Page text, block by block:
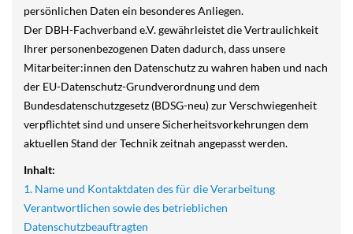
persönlichen Daten ein besonderes Anliegen.
Der DBH-Fachverband e.V. gewährleistet die Vertraulichkeit
Ihrer personenbezogenen Daten dadurch, dass unsere
Mitarbeiter:innen den Datenschutz zu wahren haben und nach
der EU-Datenschutz-Grundverordnung und dem
Bundesdatenschutzgesetz (BDSG-neu) zur Verschwiegenheit
verpflichtet sind und unsere Sicherheitsvorkehrungen dem
aktuellen Stand der Technik zeitnah angepasst werden.
Inhalt:
1. Name und Kontaktdaten des für die Verarbeitung
Verantwortlichen sowie des betrieblichen
Datenschutzbeauftragten